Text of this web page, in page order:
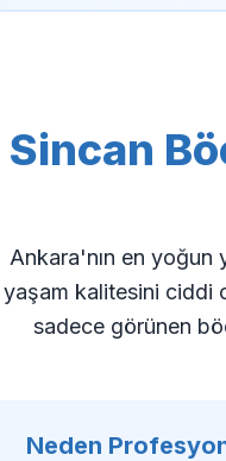
Sincan
Ankara'nın en yoğun
yaşam kalitesini ciddi
sadece görünen
Neden